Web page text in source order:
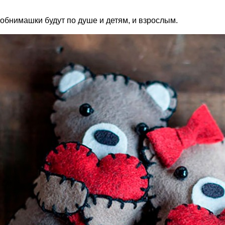
будут по душе и детям, и взрослым.